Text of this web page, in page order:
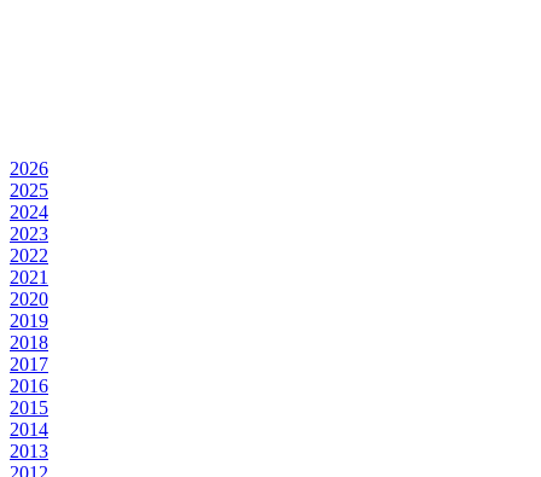
2026
2025
2024
2023
2022
2021
2020
2019
2018
2017
2016
2015
2014
2013
2012